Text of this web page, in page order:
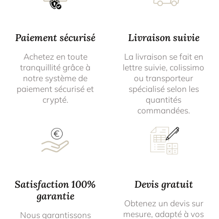
Paiement sécurisé
Achetez en toute
tranquillité grâce à
notre système de
paiement sécurisé et
crypté.
Livraison suivie
La livraison se fait en
lettre suivie, colissimo
ou transporteur
spécialisé selon les
quantités
commandées.
Satisfaction 100%
garantie
Nous garantissons
Devis gratuit
Obtenez un devis sur
mesure, adapté à vos